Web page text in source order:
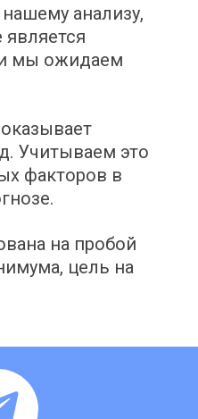
анализу,
мы ожидаем
Учитываем это
факторов в
на пробой
цель на